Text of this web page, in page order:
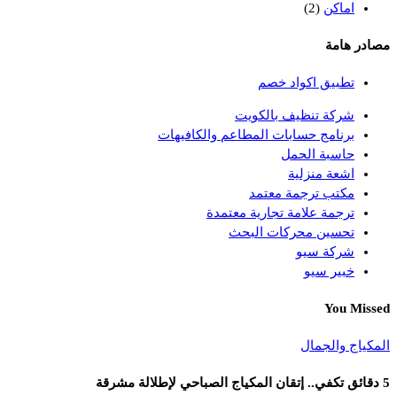
اماكن (2)
مصادر هامة
تطبيق اكواد خصم
شركة تنظيف بالكويت
برنامج حسابات المطاعم والكافيهات
حاسبة الحمل
اشعة منزلية
مكتب ترجمة معتمد
ترجمة علامة تجارية معتمدة
تحسين محركات البحث
شركة سيو
خبير سيو
You Missed
المكياج والجمال
5 دقائق تكفي.. إتقان المكياج الصباحي لإطلالة مشرقة